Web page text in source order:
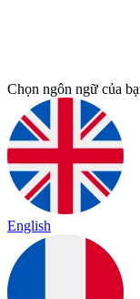
Chọn ngôn ngữ của
English